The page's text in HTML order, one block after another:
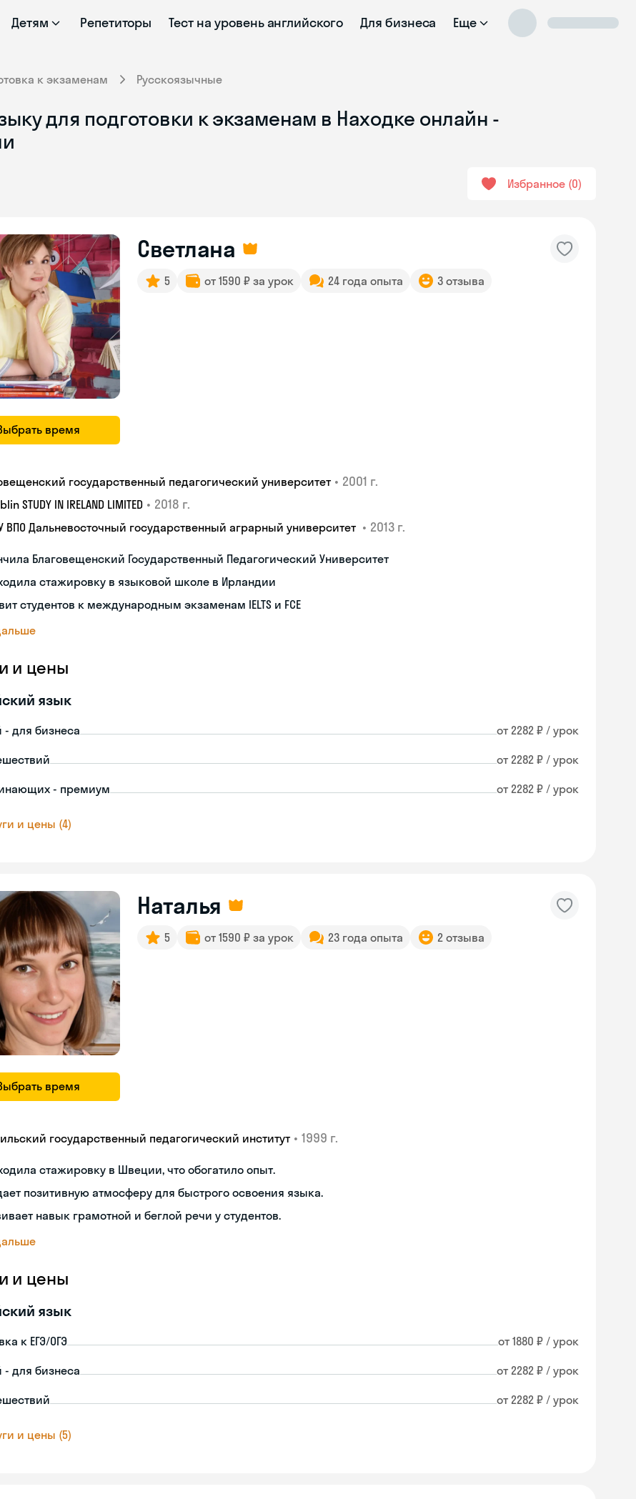
Детям Репетиторы Тест на уровень английского Для бизнеса Еще
к экзаменам Русскоязычные
для подготовки к экзаменам в Находке онлайн -
Избранное 0
время
Светлана
5 от 1590 ₽ за урок 24 года опыта 3 отзыва
государственный педагогический университет • 2001 г.
STUDY IN IRELAND LIMITED • 2018 г.
ВПО Дальневосточный государственный аграрный университет • 2013 г.
Благовещенский Государственный Педагогический Университет
стажировку в языковой школе в Ирландии
студентов к международным экзаменам IELTS и FCE
и цены
язык
- для бизнеса от 2282 ₽ / урок
от 2282 ₽ / урок
- премиум от 2282 ₽ / урок
и цены (4)
время
Наталья
5 от 1590 ₽ за урок 23 года опыта 2 отзыва
государственный педагогический институт • 1999 г.
стажировку в Швеции, что обогатило опыт.
позитивную атмосферу для быстрого освоения языка.
навык грамотной и беглой речи у студентов.
и цены
язык
к ЕГЭ/ОГЭ от 1880 ₽ / урок
- для бизнеса от 2282 ₽ / урок
от 2282 ₽ / урок
и цены (5)